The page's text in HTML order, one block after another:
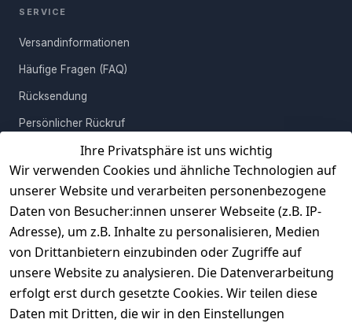
hellen Räumen bis zu dunklen Interieurs.
Auch die Pflege ist denkbar einfach. Ein weiches, leicht
Verschmutzungen zu entfernen. Auf aggressive Reiniger sollte
verzichtet werden. Das Holz bleibt so dauerhaft geschützt und
Der Couchtisch wird demontiert geliefert, der Aufbau gelingt
mühelos. Alle benötigten Teile und eine Anleitung sind im
Lieferumfang enthalten. Schon nach wenigen Handgriffen steht
dein neues Möbelstück stabil und einsatzbereit im Raum. Dieser
Tisch ist mehr als nur eine Ablagefläche – er ist ein Statement für
Stil, Qualität und natürliche Materialien. Mit seinem harmonischen
Materialmix bringt er Struktur, Wärme und Design in dein
Zuhause. Perfekt für alle, die Massivholz lieben und modernes
Wohnen mit Charakter schätzen.
Ihre Privatsphäre ist uns wichtig
Wir verwenden Cookies und ähnliche Technologien auf
unserer Website und verarbeiten personenbezogene
Daten von Besucher:innen unserer Webseite (z.B. IP-
Adresse), um z.B. Inhalte zu personalisieren, Medien
von Drittanbietern einzubinden oder Zugriffe auf
unsere Website zu analysieren. Die Datenverarbeitung
erfolgt erst durch gesetzte Cookies. Wir teilen diese
Daten mit Dritten, die wir in den Einstellungen
SERVICE
Versandinformationen
Häufige Fragen (FAQ)
Rücksendung
Persönlicher Rückruf
Erfahrungen
Vertrag widerrufen
INFORMATIONEN
Widerrufsrecht
Datenschutz